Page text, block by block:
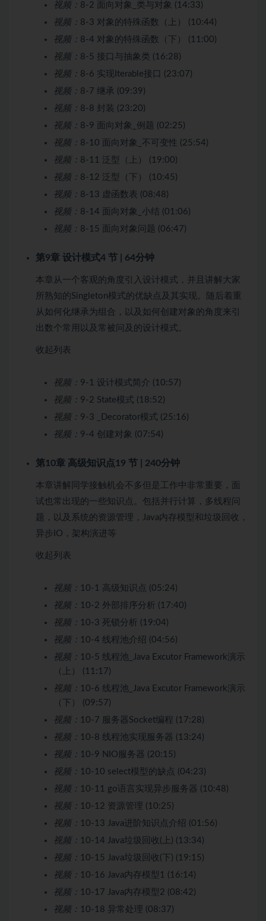
视频： 8-2 面向对象_类与对象 (14:33)
视频： 8-3 对象的特殊函数（上） (10:44)
视频： 8-4 对象的特殊函数（下） (11:00)
视频： 8-5 接口与抽象类 (16:28)
视频： 8-6 实现Iterable接口 (23:07)
视频： 8-7 继承 (09:39)
视频： 8-8 封装 (23:20)
视频： 8-9 面向对象_例题 (02:25)
视频： 8-10 面向对象_不可变性 (25:54)
视频： 8-11 泛型（上） (19:00)
视频： 8-12 泛型（下） (10:45)
视频： 8-13 虚函数表 (08:48)
视频： 8-14 面向对象_小结 (01:06)
视频： 8-15 面向对象问题 (06:47)
第9章 设计模式4 节 | 64分钟
本章从一个客观的角度引入设计模式，并且讲解大家
所熟知的Singleton模式的优缺点及其实现。随后着重
从如何化继承为组合，以及如何创建对象的角度来引
出数个常用以及常被问及的设计模式。
收起列表
视频： 9-1 设计模式简介 (10:57)
视频： 9-2 State模式 (18:52)
视频： 9-3 _Decorator模式 (25:16)
视频： 9-4 创建对象 (07:54)
第10章 高级知识点19 节 | 240分钟
本章讲解同学接触机会不多但是工作中非常重要，面
试也常出现的一些知识点。包括并行计算，多线程问
题，以及系统的资源管理，Java内存模型和垃圾回收，
异步IO，架构演进等
收起列表
视频： 10-1 高级知识点 (05:24)
视频： 10-2 外部排序分析 (17:40)
视频： 10-3 死锁分析 (19:04)
视频： 10-4 线程池介绍 (04:56)
视频： 10-5 线程池_Java Excutor Framework演示
（上） (11:17)
视频： 10-6 线程池_Java Excutor Framework演示
（下） (09:57)
视频： 10-7 服务器Socket编程 (17:28)
视频： 10-8 线程池实现服务器 (13:24)
视频： 10-9 NIO服务器 (20:15)
视频： 10-10 select模型的缺点 (04:23)
视频： 10-11 go语言实现异步服务器 (10:48)
视频： 10-12 资源管理 (10:25)
视频： 10-13 Java进阶知识点介绍 (01:56)
视频： 10-14 Java垃圾回收(上) (13:34)
视频： 10-15 Java垃圾回收(下) (19:15)
视频： 10-16 Java内存模型1 (16:14)
视频： 10-17 Java内存模型2 (08:42)
视频： 10-18 异常处理 (08:37)